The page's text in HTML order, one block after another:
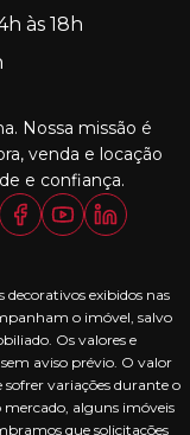
às 18h
Nossa missão é
venda e locação
e confiança.
decorativos exibidos nas
o imóvel, salvo
Os valores e
aviso prévio. O valor
variações durante o
mercado, alguns imóveis
que solicitações